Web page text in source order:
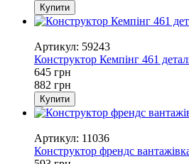
Купити
Артикул: 59243
Конструктор Кемпінг 461
645 грн
882 грн
Купити
Артикул: 11036
Конструктор френдс